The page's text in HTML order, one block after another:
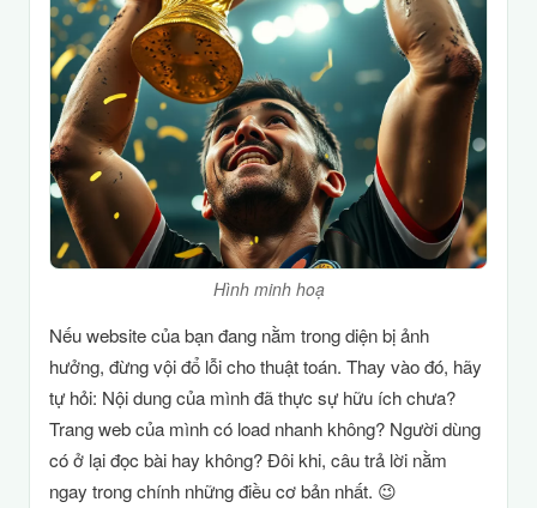
Hình minh hoạ
Nếu website của bạn đang nằm trong diện bị ảnh
hưởng, đừng vội đổ lỗi cho thuật toán. Thay vào đó, hãy
tự hỏi: Nội dung của mình đã thực sự hữu ích chưa?
Trang web của mình có load nhanh không? Người dùng
có ở lại đọc bài hay không? Đôi khi, câu trả lời nằm
ngay trong chính những điều cơ bản nhất. 😉